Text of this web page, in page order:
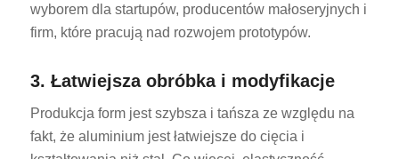
wyborem dla startupów, producentów małoseryjnych i
firm, które pracują nad rozwojem prototypów.
3. Łatwiejsza obróbka i modyfikacje
Produkcja form jest szybsza i tańsza ze względu na
fakt, że aluminium jest łatwiejsze do cięcia i